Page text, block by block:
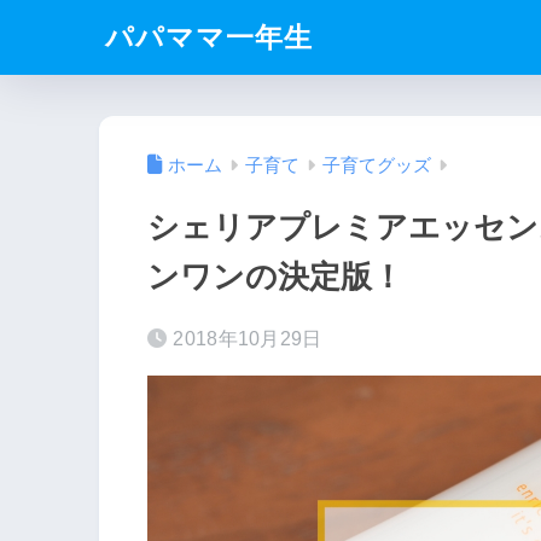
パパママ一年生
ホーム 子育て 子育てグッズ
シェリアプレミアエッセ
ンワンの決定版！
2018年10月29日